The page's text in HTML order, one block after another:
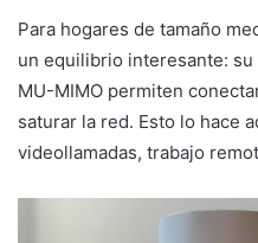
Para hogares de tamaño
un equilibrio interesante:
MU-MIMO permiten
saturar la red. Esto lo hace
videollamadas, trabajo